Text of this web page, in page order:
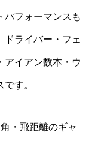
パフォーマンスも
ドライバー・フェ
アイアン数本・ウ
す。
・飛距離のギャ